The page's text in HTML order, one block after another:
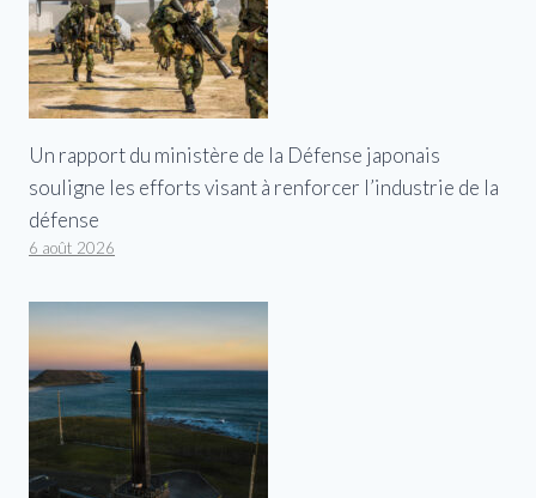
Un rapport du ministère de la Défense japonais
souligne les efforts visant à renforcer l’industrie de la
défense
6 août 2026